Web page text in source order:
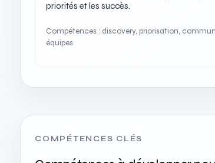
priorités et les succès.
Compétences : discovery, priorisation,
équipes.
COMPÉTENCES CLÉS